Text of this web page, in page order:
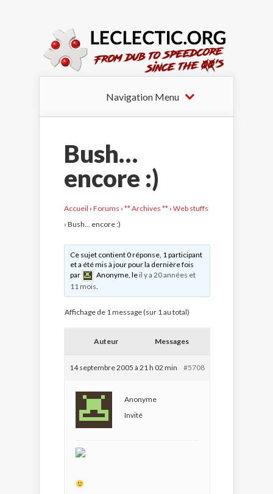
Navigation Menu
Bush…
encore :)
Accueil › Forums › ** Archives ** › Web stuffs
› Bush… encore :)
Ce sujet contient 0 réponse, 1 participant
et a été mis à jour pour la dernière fois
par
Anonyme , leil y a 20 années et
11 mois
Affichage de 1 message (sur 1 au total)
Auteur Messages
14 septembre 2005 à 21 h 02 min #5708
Anonyme
Invité